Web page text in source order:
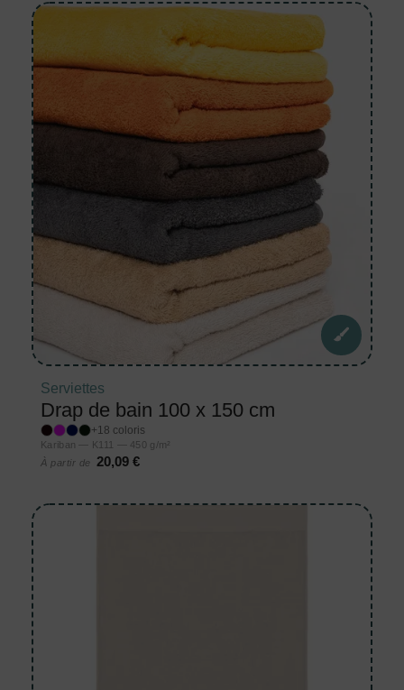
Serviettes
Drap de bain 100 x 150 cm
+18 coloris
Kariban — K111 — 450 g/m²
À partir de
20,09 €